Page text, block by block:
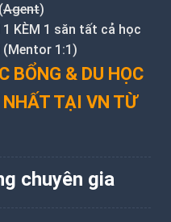
Agent)
1 KÈM 1 săn tất cả học
1:1)
BỔNG & DU HỌC
TẠI VN TỪ
chuyên gia